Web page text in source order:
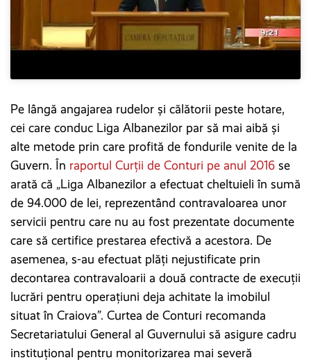
Pe lângă angajarea rudelor și călătorii peste hotare,
cei care conduc Liga Albanezilor par să mai aibă și
alte metode prin care profită de fondurile venite de la
Guvern. În raportul Curții de Conturi pe anul 2016 se
arată că „Liga Albanezilor a efectuat cheltuieli în sumă
de 94.000 de lei, reprezentând contravaloarea unor
servicii pentru care nu au fost prezentate documente
care să certifice prestarea efectivă a acestora. De
asemenea, s-au efectuat plăți nejustificate prin
decontarea contravaloarii a două contracte de execuții
lucrări pentru operațiuni deja achitate la imobilul
situat în Craiova”. Curtea de Conturi recomanda
Secretariatului General al Guvernului să asigure cadru
instituțional pentru monitorizarea mai severă